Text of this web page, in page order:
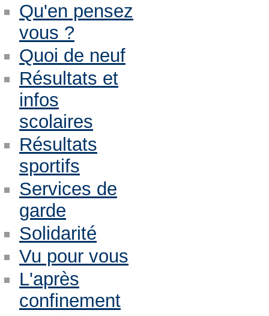
Qu'en pensez
vous ?
Quoi de neuf
Résultats et
infos
scolaires
Résultats
sportifs
Services de
garde
Solidarité
Vu pour vous
L'après
confinement